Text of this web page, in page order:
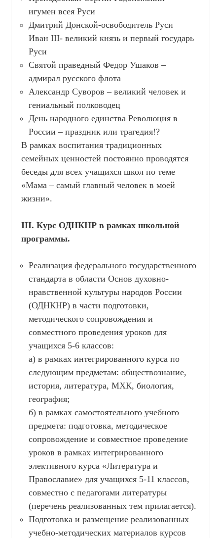
игумен всея Руси
Дмитрий Донской-освободитель Руси
Иван III- великий князь и первый государь
Руси
Святой праведный Федор Ушаков –
адмирал русского флота
Александр Суворов – великий человек и
гениальный полководец
День народного единства Революция в
России – праздник или трагедия!?
В рамках воспитания традиционных
семейных ценностей постоянно проводятся
беседы для всех учащихся школ по теме
«Мама – самый главный человек в моей
жизни».
III. Курс ОДНКНР в рамках школьной
программы.
Реализация федерального государственного
стандарта в области Основ духовно-
нравственной культуры народов России
(ОДНКНР) в части подготовки,
методического сопровождения и
совместного проведения уроков для
учащихся 5-6 классов:
а) в рамках интегрированного курса по
следующим предметам: обществознание,
история, литература, МХК, биология,
география;
б) в рамках самостоятельного учебного
предмета: подготовка, методическое
сопровождение и совместное проведение
уроков в рамках интегрированного
элективного курса «Литература и
Православие» для учащихся 5-11 классов,
совместно с педагогами литературы
(перечень реализованных тем прилагается).
Подготовка и размещение реализованных
учебно-методических материалов курсов